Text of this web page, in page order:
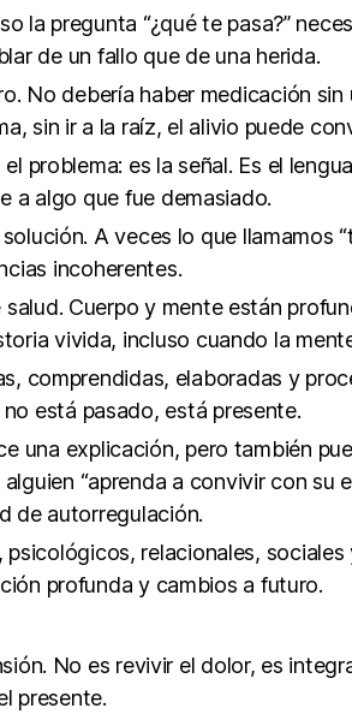
la pregunta “¿qué te pasa?”
de un fallo que de una herida.
No debería haber medicación
sin ir a la raíz, el alivio puede
problema: es la señal. Es el
a algo que fue demasiado.
A veces lo que llamamos
incoherentes.
Cuerpo y mente están
vivida, incluso cuando la
comprendidas, elaboradas y
está pasado, está presente.
una explicación, pero también
“aprenda a convivir con su
de autorregulación.
relacionales,
profunda y cambios a futuro.
No es revivir el dolor, es
presente.